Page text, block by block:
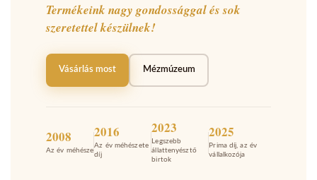
Termékeink nagy gondossággal és sok
szeretettel készülnek!
Vásárlás most Mézmúzeum
2008
Az év méhésze
2016
Az év méhészete
díj
2023
Legszebb
állattenyésztő
birtok
2025
Prima díj, az év
vállalkozója